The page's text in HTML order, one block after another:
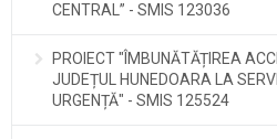
CENTRAL” - SMIS 123036
PROIECT "ÎMBUNĂTĂȚIREA
JUDEȚUL HUNEDOARA LA
URGENȚĂ" - SMIS 125524